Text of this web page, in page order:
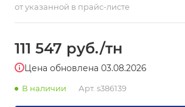
от указанной в прайс-листе
111 547 руб./тн
Цена обновлена 03.08.2026
В наличии Арт. s386139